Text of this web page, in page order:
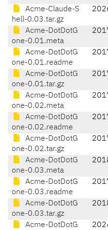
Acme-Claude-S
hell-0.03.tar.gz
Acme-DotDotG
one-0.01.meta
Acme-DotDotG
one-0.01.readme
Acme-DotDotG
one-0.01.tar.gz
Acme-DotDotG
one-0.02.meta
Acme-DotDotG
one-0.02.readme
Acme-DotDotG
one-0.02.tar.gz
Acme-DotDotG
one-0.03.meta
Acme-DotDotG
one-0.03.readme
Acme-DotDotG
one-0.03.tar.gz
Acme-DotDotG